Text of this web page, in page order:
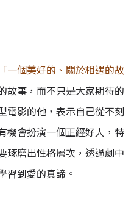
「一個美好的、關於相遇的故
故事，而不只是大家期待的
電影的他，表示自己從不刻
機會扮演一個正經好人，特
琢磨出性格層次，透過劇中
習到愛的真諦。